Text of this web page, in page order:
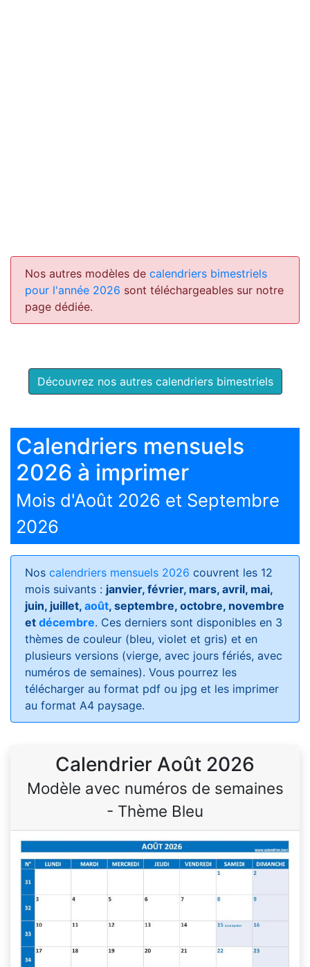
Nos autres modèles de calendriers bimestriels
pour l'année 2026 sont téléchargeables sur notre
page dédiée.
Découvrez nos autres calendriers bimestriels
Calendriers mensuels
2026 à imprimer
Mois d'Août 2026 et Septembre
2026
Nos calendriers mensuels 2026 couvrent les 12
mois suivants : janvier, février, mars, avril, mai,
juin, juillet, août, septembre, octobre, novembre
et décembre. Ces derniers sont disponibles en 3
thèmes de couleur (bleu, violet et gris) et en
plusieurs versions (vierge, avec jours fériés, avec
numéros de semaines). Vous pourrez les
télécharger au format pdf ou jpg et les imprimer
au format A4 paysage.
Calendrier Août 2026
Modèle avec numéros de semaines
- Thème Bleu